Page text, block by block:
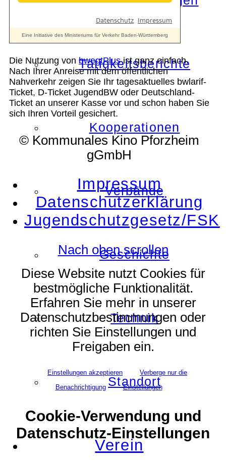
Tätigkeitsberichte
Kooperationen
Verbände
Geschichte
Technik
Standort
Verein
Die Nutzung von bwegtPlusist ganz einfach.
Nach Ihrer Anreise mit dem öffentlichen
Nahverkehr zeigen Sie Ihr tagesaktuelles bwlarif-
Ticket, D-Ticket JugendBW oder Deutschland-
Ticket an unserer Kasse vor und schon haben Sie
sich Ihren Vorteil gesichert.
© Kommunales Kino Pforzheim
gGmbH
Impressum
Datenschutzerklärung
Jugendschutzgesetz/FSK
Nach oben scrollen
Diese Website nutzt Cookies für
bestmögliche Funktionalität.
Erfahren Sie mehr in unserer
Datenschutzbestimmungen oder
richten Sie Einstellungen und
Freigaben ein.
Einstellungen akzeptieren
Verberge nur die
Benachrichtigung
Einstellungen
Cookie-Verwendung und
Datenschutz-Einstellungen